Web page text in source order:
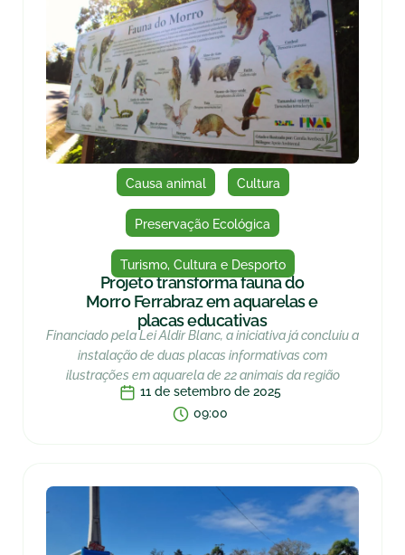
Causa animal Cultura
Preservação Ecológica
Turismo, Cultura e Desporto
Projeto transforma fauna do
Morro Ferrabraz em aquarelas e
placas educativas
Financiado pela Lei Aldir Blanc, a iniciativa já concluiu a
instalação de duas placas informativas com
ilustrações em aquarela de 22 animais da região
11 de setembro de 2025
09:00